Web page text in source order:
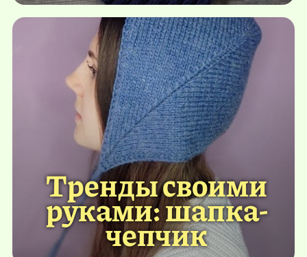
Тренды своими
руками: шапка-
чепчик